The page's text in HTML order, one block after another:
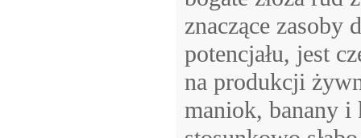
znaczące zasoby
potencjału, jest
na produkcji
maniok, banany i